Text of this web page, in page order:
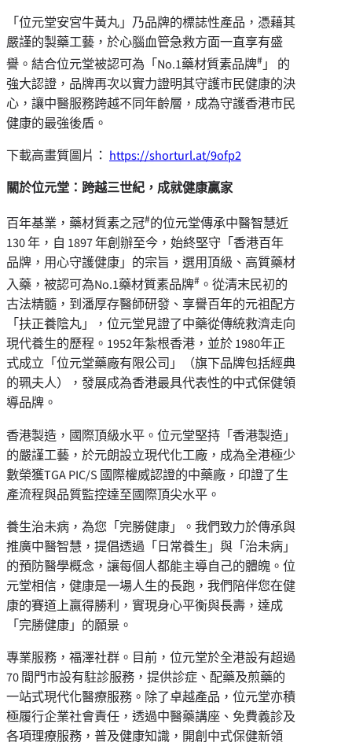
「位元堂安宮牛黃丸」乃品牌的標誌性產品，憑藉其
嚴謹的製藥工藝，於心腦血管急救方面一直享有盛
譽。結合位元堂被認可為「No.1藥材質素品牌# 」 的
強大認證，品牌再次以實力證明其守護市民健康的決
心，讓中醫服務跨越不同年齡層，成為守護香港市民
健康的最強後盾。
下載高畫質圖片： https://shorturl.at/9ofp2
關於位元堂：跨越三世紀，成就健康贏家
百年基業，藥材質素之冠#的位元堂傳承中醫智慧近
130 年，自 1897 年創辦至今，始終堅守「香港百年
品牌，用心守護健康」的宗旨，選用頂級、高質藥材
入藥，被認可為No.1藥材質素品牌# 。從清末民初的
古法精髓，到潘厚存醫師研發、享譽百年的元祖配方
「扶正養陰丸」，位元堂見證了中藥從傳統救濟走向
現代養生的歷程。1952年紮根香港，並於 1980年正
式成立「位元堂藥廠有限公司」（旗下品牌包括經典
的珮夫人），發展成為香港最具代表性的中式保健領
導品牌。
香港製造，國際頂級水平。位元堂堅持「香港製造」
的嚴謹工藝，於元朗設立現代化工廠，成為全港極少
數榮獲TGA PIC/S 國際權威認證的中藥廠，印證了生
產流程與品質監控達至國際頂尖水平。
養生治未病，為您「完勝健康」。我們致力於傳承與
推廣中醫智慧，提倡透過「日常養生」與「治未病」
的預防醫學概念，讓每個人都能主導自己的體魄。位
元堂相信，健康是一場人生的長跑，我們陪伴您在健
康的賽道上贏得勝利，實現身心平衡與長壽，達成
「完勝健康」的願景。
專業服務，福澤社群。目前，位元堂於全港設有超過
70 間門市設有駐診服務，提供診症、配藥及煎藥的
一站式現代化醫療服務。除了卓越產品，位元堂亦積
極履行企業社會責任，透過中醫藥講座、免費義診及
各項理療服務，普及健康知識，開創中式保健新領